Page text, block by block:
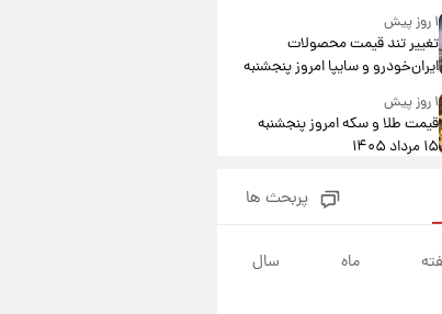
۱ روز پیش
تغییر تند قیمت محصولات
ایران‌خودرو و سایپا امروز پنجشنبه
۱۵ مرداد ۱۴۰۵ +جدول
۱ روز پیش
قیمت طلا و سکه امروز پنجشنبه
۱۵ مرداد ۱۴۰۵
شارژ جدید کالابرگ برای سه
دهک؛ جزئیات اعلام شد
۱ روز پیش
پربحث ها
ماه سال